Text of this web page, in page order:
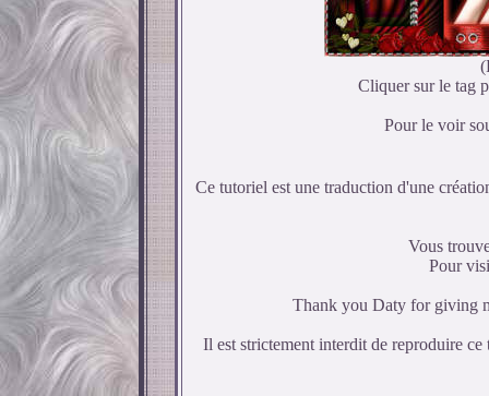
Cliquer sur le tag
Pour le voir
Ce tutoriel est une traduction d'une
Vous
Pour
Thank you Daty for giving
Il est strictement interdit de reproduire